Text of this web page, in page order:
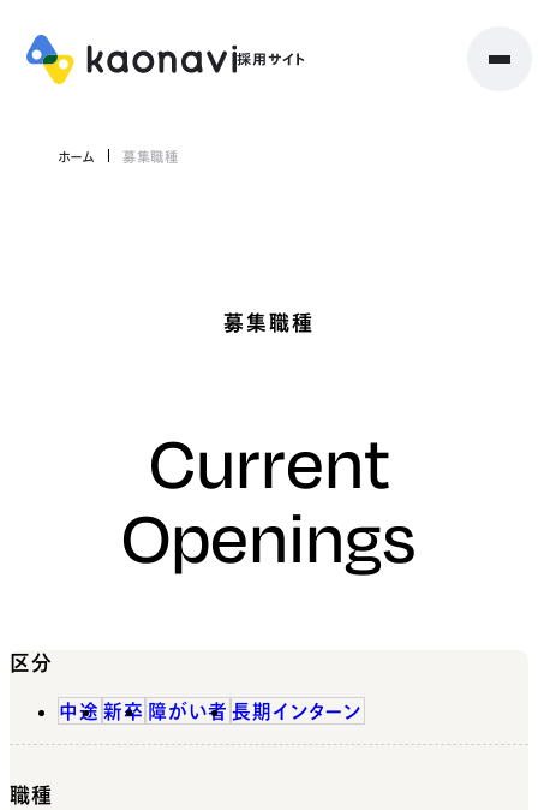
ホーム 募集職種
募集職種
Current
Openings
区分
中途 新卒 障がい者 長期インターン
職種